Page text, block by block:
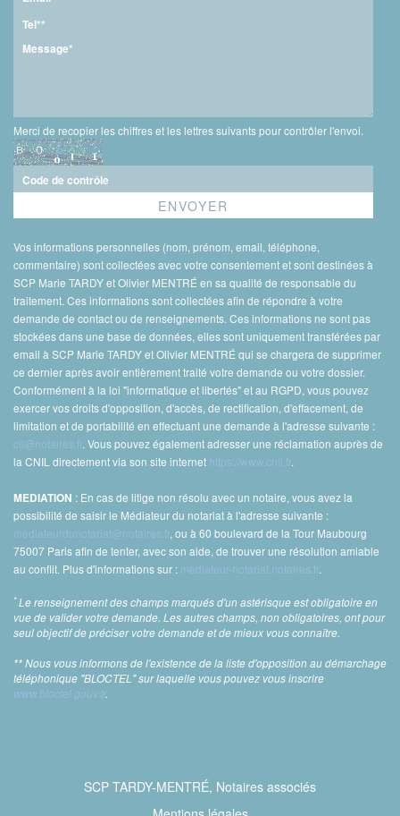
Merci de recopier les chiffres et les lettres suivants pour contrôler l'envoi.
Vos informations personnelles (nom, prénom, email, téléphone,
commentaire) sont collectées avec votre consentement et sont destinées à
SCP Marie TARDY et Olivier MENTRÉ en sa qualité de responsable du
traitement. Ces informations sont collectées afin de répondre à votre
demande de contact ou de renseignements. Ces informations ne sont pas
stockées dans une base de données, elles sont uniquement transférées par
email à SCP Marie TARDY et Olivier MENTRÉ qui se chargera de supprimer
ce dernier après avoir entièrement traité votre demande ou votre dossier.
Conformément à la loi "informatique et libertés" et au RGPD, vous pouvez
exercer vos droits d'opposition, d'accès, de rectification, d'effacement, de
limitation et de portabilité en effectuant une demande à l'adresse suivante :
cil@notaires.fr. Vous pouvez également adresser une réclamation auprès de
la CNIL directement via son site internet https://www.cnil.fr.
MEDIATION : En cas de litige non résolu avec un notaire, vous avez la
possibilité de saisir le Médiateur du notariat à l'adresse suivante :
mediateurdunotariat@notaires.fr, ou à 60 boulevard de la Tour Maubourg
75007 Paris afin de tenter, avec son aide, de trouver une résolution amiable
au conflit. Plus d'informations sur : mediateur-notariat.notaires.fr.
*Le renseignement des champs marqués d'un astérisque est obligatoire en
vue de valider votre demande. Les autres champs, non obligatoires, ont pour
seul objectif de préciser votre demande et de mieux vous connaître.
** Nous vous informons de l'existence de la liste d'opposition au démarchage
téléphonique "BLOCTEL" sur laquelle vous pouvez vous inscrire
www.bloctel.gouv.fr.
SCP TARDY-MENTRÉ, Notaires associés